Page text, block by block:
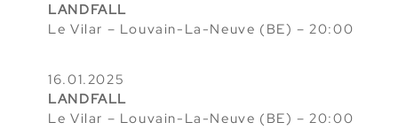
LANDFALL
Le Vilar – Louvain-La-Neuve (BE) – 20:00
16.01.2025
LANDFALL
Le Vilar – Louvain-La-Neuve (BE) – 20:00